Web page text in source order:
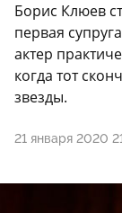
Борис Клюев
первая
актер
когда тот
звезды.
21 января 2020